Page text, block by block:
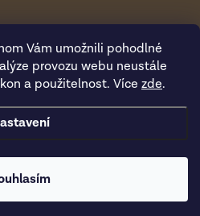
Vám umožnili pohodlné
provozu webu neustále
a použitelnost. Více zde.
. Všechna práva vyhrazena.